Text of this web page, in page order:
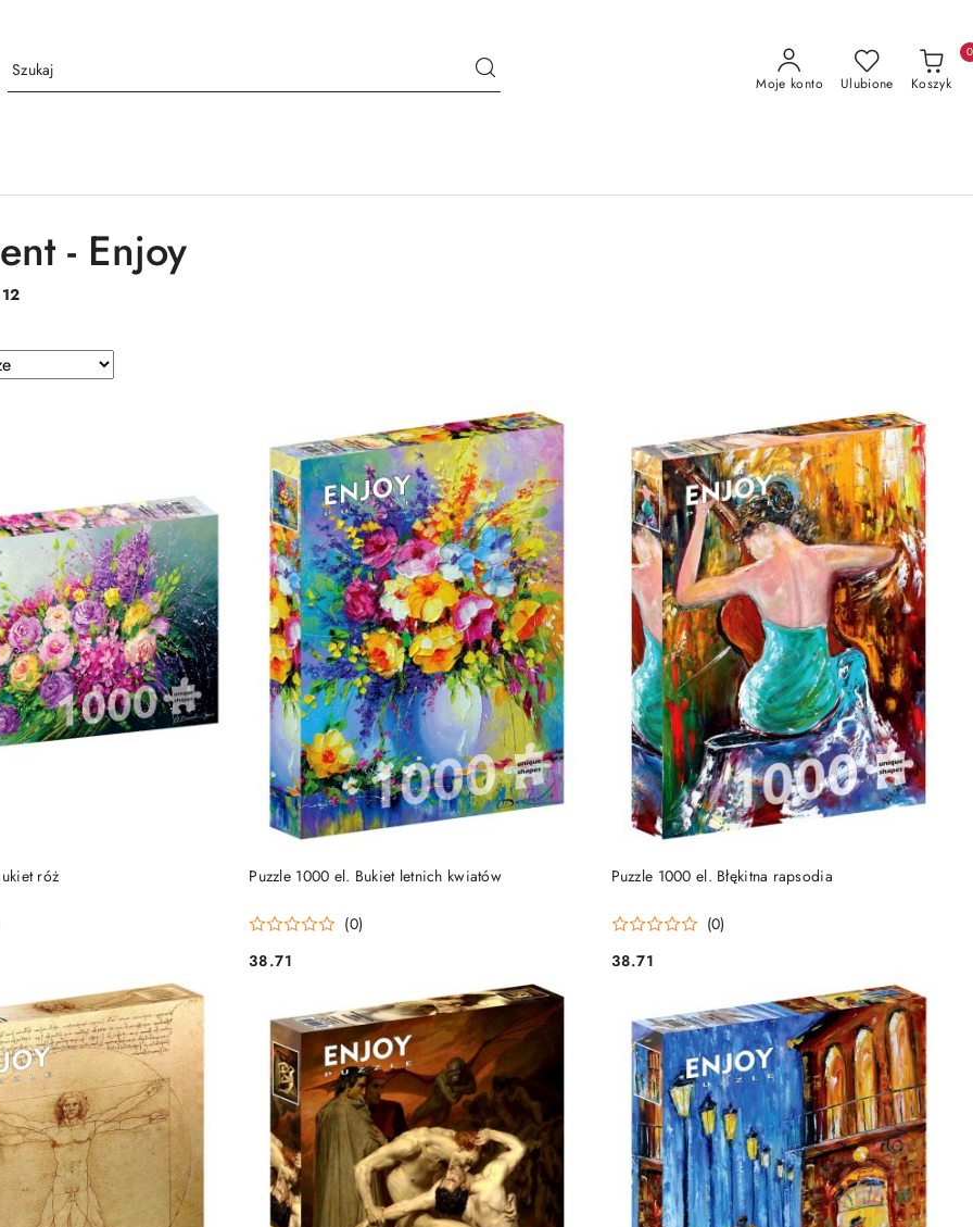
Moje konto Ulubione Koszyk
0
- Enjoy
12
róż
NIEDOSTĘPNY Puzzle 1000 el. Bukiet letnich kwiatów
(0)
Cena:
38.71
PRODUKT NIEDOSTĘPNY Puzzle 1000 el. Błękitna rapsodia
(0)
Cena:
38.71
PRODUKT NIEDOSTĘPNY